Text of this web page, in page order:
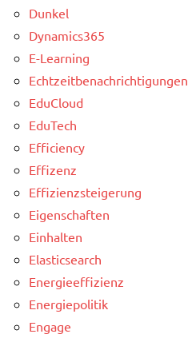
Dunkel
Dynamics365
E-Learning
Echtzeitbenachrichtigungen
EduCloud
EduTech
Efficiency
Effizenz
Effizienzsteigerung
Eigenschaften
Einhalten
Elasticsearch
Energieeffizienz
Energiepolitik
Engage